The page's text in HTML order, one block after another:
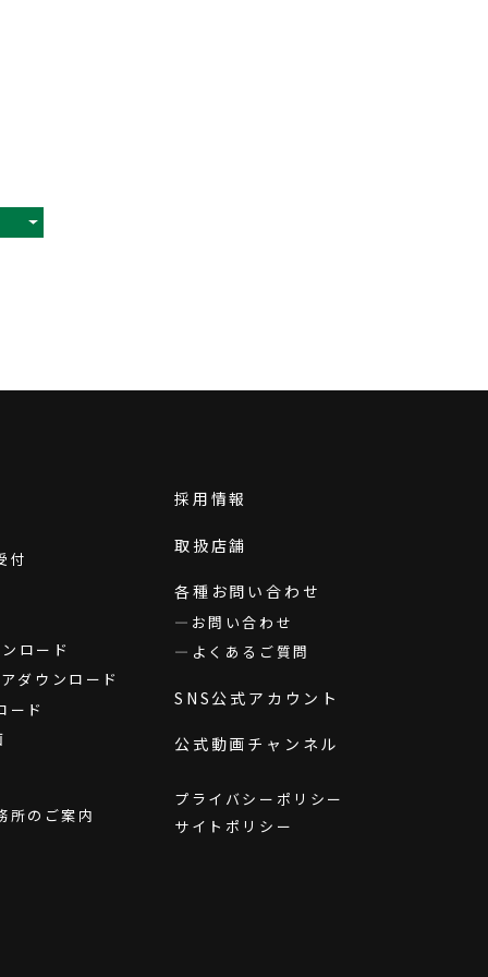
付
ロード
ダウンロード
ード
所のご案内
採用情報
取扱店舗
各種お問い合わせ
お問い合わせ
よくあるご質問
SNS公式アカウント
公式動画チャンネル
プライバシーポリシー
サイトポリシー